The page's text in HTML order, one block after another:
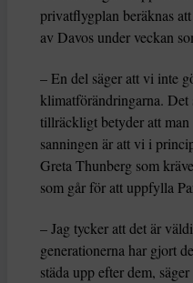
privatflygplan beräknas
av Davos under veckan
– En del säger att vi inte
klimatförändringarna. Det
tillräckligt betyder att
sanningen är att vi i
Greta Thunberg som
som går för att uppfylla
– Jag tycker att det är
generationerna har gjort
städa upp efter dem,